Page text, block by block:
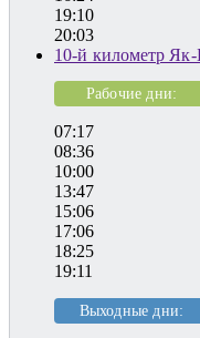
19:10
20:03
10-й километр Як-
Рабочие дни:
07:17
08:36
10:00
13:47
15:06
17:06
18:25
19:11
Выходные дни: